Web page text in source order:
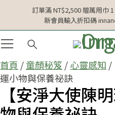
訂單滿 NT$2,500 贈萬用巾
新會員輸入折扣碼
首頁 /童顏秘笈/心靈感知 /
運小物與保養祕訣
【安淨大使陳